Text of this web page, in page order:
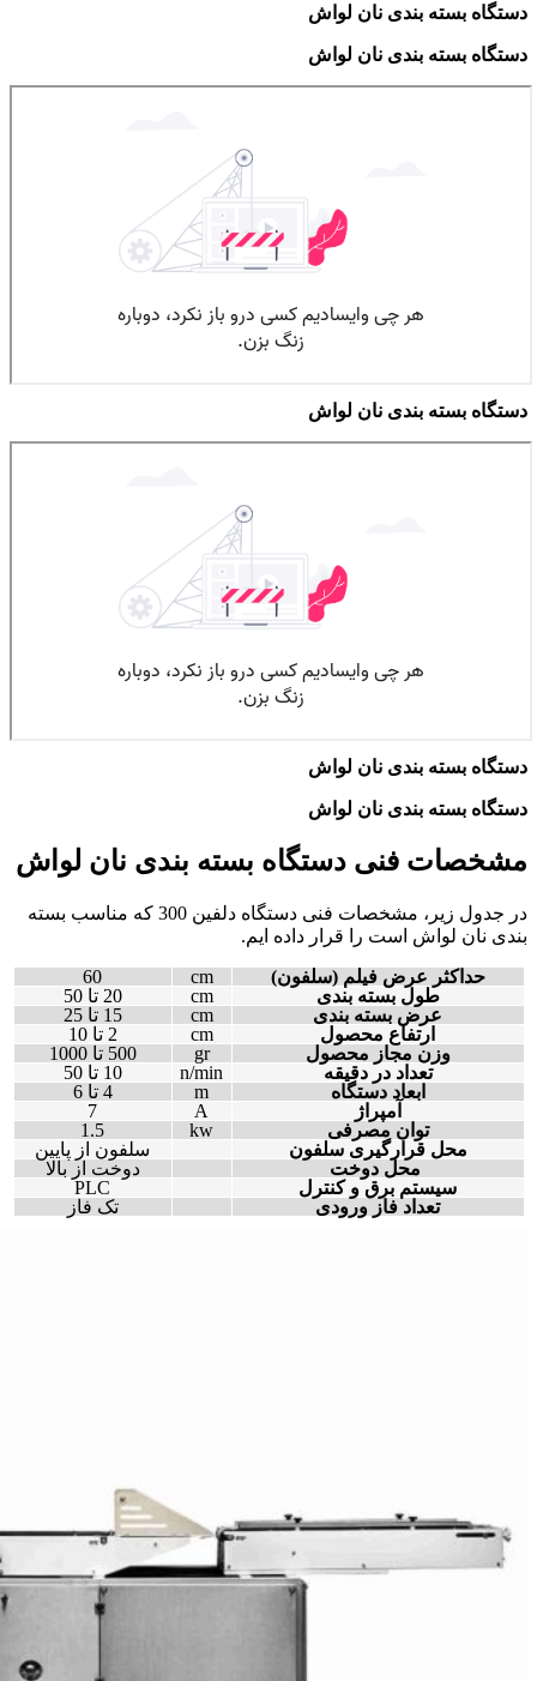
دستگاه بسته بندی نان لواش
دستگاه بسته بندی نان لواش
دستگاه بسته بندی نان لواش
دستگاه بسته بندی نان لواش
دستگاه بسته بندی نان لواش
مشخصات فنی دستگاه بسته بندی نان لواش
در جدول زیر، مشخصات فنی دستگاه دلفین 300 که مناسب بسته
بندی نان لواش است را قرار داده ایم.
حداکثر عرض فیلم (سلفون)
cm
60
طول بسته بندی
cm
20 تا 50
عرض بسته بندی
cm
15 تا 25
ارتفاع محصول
cm
2 تا 10
وزن مجاز محصول
gr
500 تا 1000
تعداد در دقیقه
n/min
10 تا 50
ابعاد دستگاه
m
4 تا 6
آمپراژ
A
7
توان مصرفی
kw
1.5
محل قرارگیری سلفون
سلفون از پایین
محل دوخت
دوخت از بالا
سیستم برق و کنترل
PLC
تعداد فاز ورودی
تک فاز